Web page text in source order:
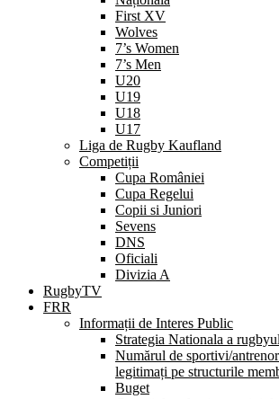
First XV
Wolves
7’s Women
7’s Men
U20
U19
U18
U17
Liga de Rugby Kaufland
Competiții
Cupa României
Cupa Regelui
Copii si Juniori
Sevens
DNS
Oficiali
Divizia A
RugbyTV
FRR
Informații de Interes Public
Strategia Nationala a
Numărul de sportivi/
legitimați pe structurile
Buget